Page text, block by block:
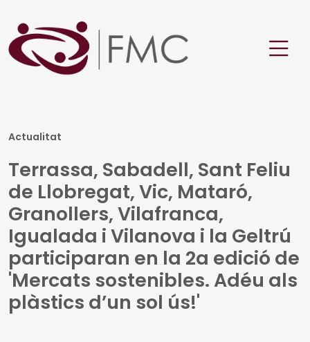
Actualitat
Terrassa, Sabadell, Sant Feliu
de Llobregat, Vic, Mataró,
Granollers, Vilafranca,
Igualada i Vilanova i la Geltrú
participaran en la 2a edició de
'Mercats sostenibles. Adéu als
plàstics d’un sol ús!'